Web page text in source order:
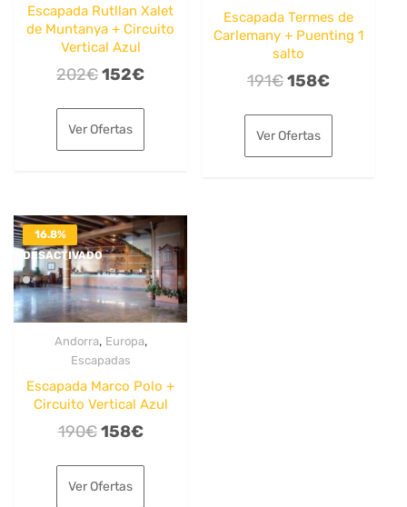
Escapada Rutllan Xalet
de Muntanya + Circuito
Vertical Azul
202€El
original
era:
152€El
es:
Ver Ofertas
Escapada Termes de
Carlemany + Puenting 1
salto
191€El
original
era:
158€El
es:
Ver Ofertas
16.8%
DESACTIVADO
Andorra, Europa,
Escapadas
Escapada Marco Polo +
Circuito Vertical Azul
190€ El
original
158€El
Ver Ofertas